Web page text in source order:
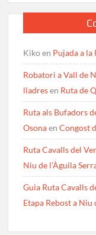
Kikoen Pujada a la
Robatori a Vall de
lladresen Ruta de
Ruta als Bufadors
OsonaenCongost
Ruta Cavalls del
Niu de l’Àguila
Guia Ruta Cavalls
Etapa Rebost a Niu